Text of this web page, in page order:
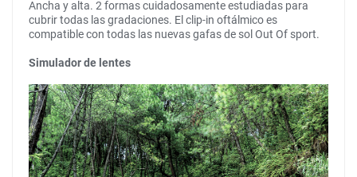
Ancha y alta. 2 formas cuidadosamente estudiadas para
cubrir todas las gradaciones. El clip-in oftálmico es
compatible con todas las nuevas gafas de sol Out Of sport.
Simulador de lentes